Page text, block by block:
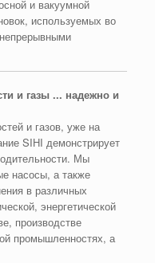
и вакуумной
используемых во
и газы ... надежно и
и газов, уже на
SIHI демонстрирует
Мы
насосы, а также
в различных
энергетической
производстве
промышленностях, а